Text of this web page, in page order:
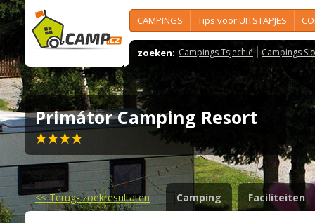
CAMPINGS Tips voor UITSTAPJES
zoeken: Campings Tsjechië Campings
Primátor Camping Resort
<<Terug- zoekresultaten Camping Faciliteiten